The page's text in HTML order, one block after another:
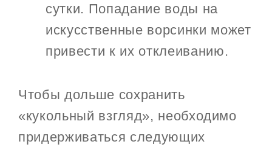
сутки. Попадание воды на
искусственные ворсинки может
привести к их отклеиванию.
Чтобы дольше сохранить
«кукольный взгляд», необходимо
придерживаться следующих